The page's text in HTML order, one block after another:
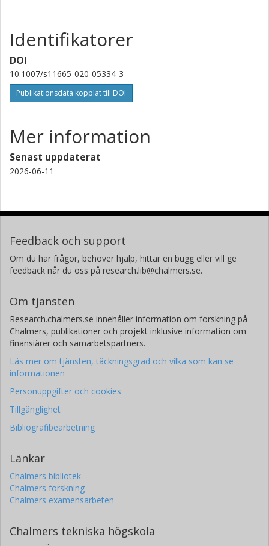
Identifikatorer
DOI
10.1007/s11665-020-05334-3
Publikationsdata kopplat till DOI
Mer information
Senast uppdaterat
2026-06-11
Feedback och support
Om du har frågor, behöver hjälp, hittar en bugg eller vill ge
feedback når du oss på research.lib@chalmers.se.
Om tjänsten
Research.chalmers.se innehåller information om forskning på
Chalmers, publikationer och projekt inklusive information om
finansiärer och samarbetspartners.
Läs mer om tjänsten, täckningsgrad och vilka som kan se
informationen
Personuppgifter och cookies
Tillgänglighet
Bibliografibearbetning
Länkar
Chalmers bibliotek
Chalmers forskning
Chalmers examensarbeten
Chalmers tekniska högskola